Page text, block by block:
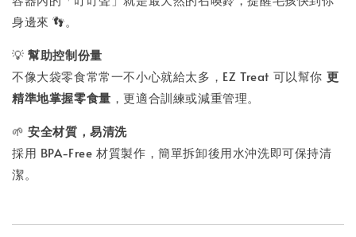
身邊來 👣。
💡幫助控制份量
不像大袋零食常常一不小心就給太多，EZ Treat 可以幫你 更
精準地掌握零食量 ，更適合訓練或減重管理。
🌱安全材質，易清洗
採用 BPA-Free 材質製作，簡單拆卸後用水沖洗即可保持清
潔。